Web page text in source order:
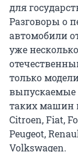
для
Разговоры о
автомобили
уже
только
выпускаемые
таких машин
Citroen, Fiat,
Peugeot,
Volkswagen.